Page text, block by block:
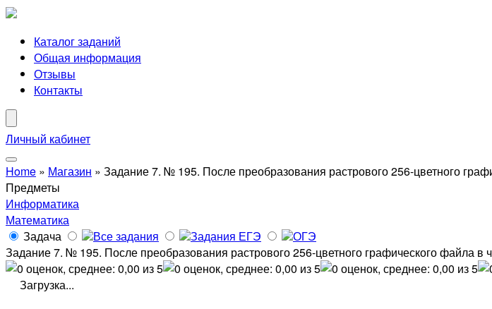
Каталог заданий
Общая информация
Отзывы
Контакты
Личный кабинет
Home » Магазин » Задание 7. № 195. После преобразования растрового 256-цветного
Предметы
Информатика
Математика
Задача
Все задания Задания ЕГЭ
ОГЭ
Задание 7. № 195. После преобразования растрового 256-цветного графического файла
Загрузка...